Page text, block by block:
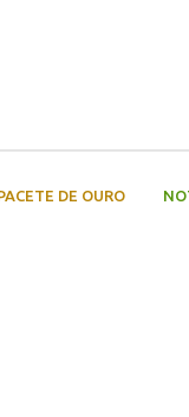
DE OURO